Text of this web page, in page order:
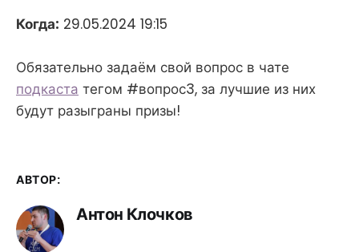
Когда: 29.05.2024 19:15
Обязательно задаём свой вопрос в чате
подкаста тегом #вопрос3, за лучшие из них
будут разыграны призы!
АВТОР:
Антон Клочков